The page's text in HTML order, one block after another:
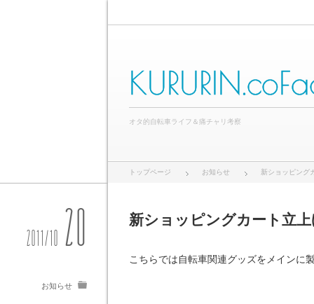
オタ的自転車ライフ＆痛チャリ考察
トップページ お知らせ 新ショッピング
新ショッピングカート立
2011/10 20
お知らせ
こちらでは自転車関連グッズをメインに